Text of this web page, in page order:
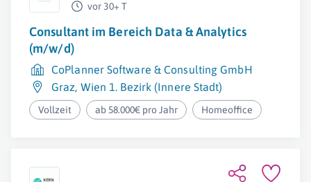
vor 30+ T
Consultant im Bereich Data & Analytics
(m/w/d)
CoPlanner Software & Consulting GmbH
Graz, Wien 1. Bezirk (Innere Stadt)
Vollzeit ab 58.000€ pro Jahr Homeoffice